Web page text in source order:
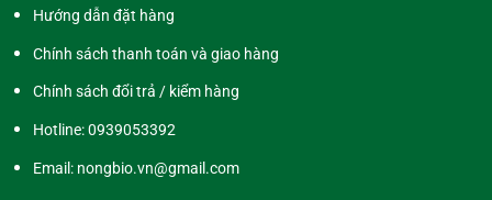
Hướng dẫn đặt hàng
Chính sách thanh toán và giao hàng
Chính sách đổi trả / kiểm hàng
Hotline:0939053392
Email: nongbio.vn@gmail.com